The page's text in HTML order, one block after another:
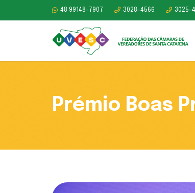
48 99148-7907 3028-4566 3025-
Prémio Boas